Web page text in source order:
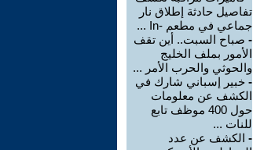
تفاصيل حادثة إطلاق نار
جماعي في مطعم -In ...
- صباح السبت.. أين تقف
الأمور بملف الخليج
والحوثي والحرب الأمر ...
- خبير إسباني شارك في
الكشف عن معلومات
حول 400 موظف تابع
للنات ...
- الكشف عن عدد